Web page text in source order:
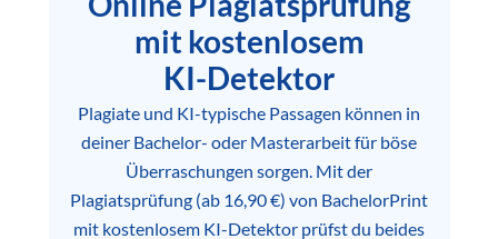
mit kostenlosem
KI-Detektor
Plagiate und KI-typische Passagen können in
deiner Bachelor- oder Masterarbeit für böse
Überraschungen sorgen. Mit der
Plagiatsprüfung (ab 16,90 €) von BachelorPrint
mit kostenlosem KI-Detektor prüfst du beides